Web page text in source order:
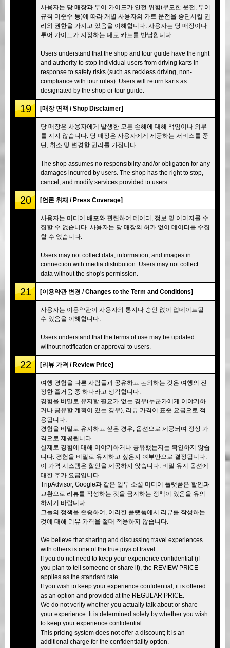
사용자는 당 매장과 투어 가이드가 안전 위험(무모한 운전, 투어
규칙 미준수 등)에 따라 개별 사용자의 카트 운전을 중단시킬 권
리와 권한을 가지고 있음을 이해합니다. 사용자는 당 매장이나
투어 가이드가 지정하는 대로 카트를 반납합니다.
Users understand that the shop and tour guide have the right
and authority to stop individual users from driving karts in
response to safety risks (such as reckless driving, non-
compliance with tour rules). Users will return karts as
designated by the shop or tour guide.
19 [매장 면책 / Shop Disclaimer]
당 매장은 사용자에게 발생한 모든 손해에 대해 책임이나 의무
를 지지 않습니다. 당 매장은 사용자에게 제공하는 서비스를 중
단, 취소 및 변경할 권리를 가집니다.
The shop assumes no responsibility and/or obligation for any
damages incurred by users. The shop has the right to stop,
cancel, and modify services provided to users.
20 [언론 취재 / Press Coverage]
사용자는 미디어 배포와 관련하여 데이터, 정보 및 이미지를 수
집할 수 없습니다. 사용자는 당 매장의 허가 없이 데이터를 수집
할 수 없습니다.
Users may not collect data, information, and images in
connection with media distribution. Users may not collect
data without the shop's permission.
21 [이용약관 변경 / Changes to the Term and Conditions]
사용자는 이용약관이 사용자의 통지나 승인 없이 업데이트될
수 있음을 이해합니다.
Users understand that the terms of use may be updated
without notification or approval to users.
22 [리뷰 가격 / Review Price]
여행 경험을 다른 사람들과 공유하고 논의하는 것은 여행의 진
정한 즐거움 중 하나라고 생각합니다.
경험을 비밀로 유지할 필요가 없는 경우(누군가에게 이야기하
거나 공유할 계획이 있는 경우), 리뷰 가격이 표준 요금으로 적
용됩니다.
경험을 비밀로 유지하고 싶은 경우, 옵션으로 제공되며 정상 가
격으로 제공됩니다.
실제로 경험에 대해 이야기하거나 공유했는지는 확인하지 않습
니다. 경험을 비밀로 유지하고 싶은지 여부만으로 결정됩니다.
이 가격 시스템은 할인을 제공하지 않습니다. 비밀 유지 옵션에
대한 추가 요금입니다.
TripAdvisor, Google과 같은 일부 소셜 미디어 플랫폼은 할인과
교환으로 리뷰를 작성하는 것을 금지하는 정책이 있음을 유의
하시기 바랍니다.
그들의 정책을 존중하여, 이러한 플랫폼에서 리뷰를 작성하는
것에 대해 리뷰 가격을 절대 적용하지 않습니다.
We believe that sharing and discussing travel experiences
with others is one of the true joys of travel.
If you do not need to keep your experience confidential (if
you plan to tell someone or share it), the REVIEW PRICE
applies as the standard rate.
If you wish to keep your experience confidential, it is offered
as an option and provided at the REGULAR PRICE.
We do not verify whether you actually talk about or share
your experience. It is determined solely by whether you wish
to keep your experience confidential.
This pricing system does not offer a discount; it is an
additional charge for the confidentiality option.